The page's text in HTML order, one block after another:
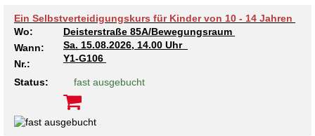
Ein Selbstverteidigungskurs für Kinder von 10 - 14 Jahren
Wo:
Deisterstraße 85A/Bewegungsraum
Wann:
Sa. 15.08.2026, 14.00 Uhr
Nr.:
Y1-G106
Status: fast ausgebucht